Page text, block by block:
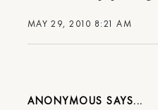
MAY 29, 2010 8:21 AM
ANONYMOUS